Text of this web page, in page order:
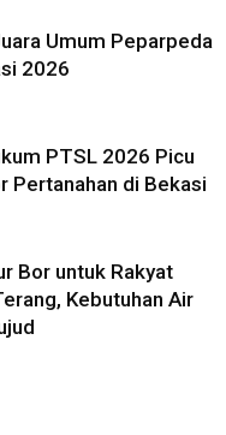
Umum Peparpeda
2026
PTSL 2026 Picu
Pertanahan di Bekasi
Bor untuk Rakyat
Kebutuhan Air